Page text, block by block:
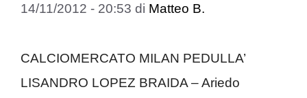
14/11/2012 - 20:53 di Matteo B.
CALCIOMERCATO MILAN PEDULLA’
LISANDRO LOPEZ BRAIDA – Ariedo